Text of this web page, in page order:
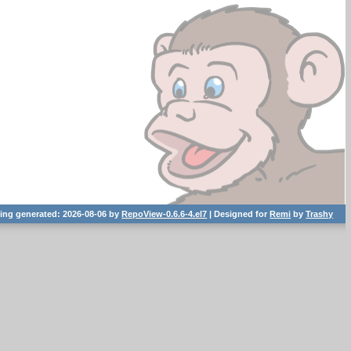
generated: 2026-08-06 by RepoView-0.6.6-4.el7 | Designed forRemi byTrashy